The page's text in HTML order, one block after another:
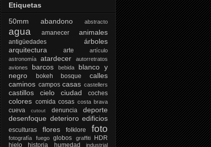
Etiquetas
50mm
abandono abstracto
agua amanecer animales
antigüedades
árboles
arquitectura
arte
artículo
astronomía
atardecer
autorretratos
aviones
barcos bebida
blanco y
negro
bokeh bosque
calles
caminos campos casas castellers
castillos cielo ciudad coches
colores comida cosas costa brava
cueva cutout denuncia
deporte
desenfoque deterioro edificios
esculturas flores folklore foto
fotografía fuego globos graffiti
HDR
hielo
historia humedad industrial